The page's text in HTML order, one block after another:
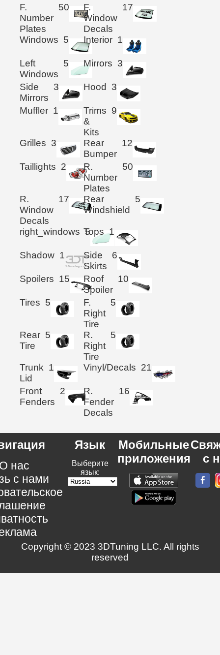
F.
Number
Plates
50
F.
Window
Decals
17
Windows 5 Interior 1
Left
Windows
5 Mirrors 3
Side
Mirrors
3 Hood 3
Muffler 1
Trims
&
Kits
9
Grilles 3
Rear
Bumper
12
Taillights 2
R.
Number
Plates
50
R.
Window
Decals
17
Rear
Windshield
5
right_windows 5
Tops 1
Shadow 1
Side
Skirts
6
Spoilers 15
Roof
Spoiler
10
Tires 5
F.
Right
Tire
5
Rear
Tire
5
R.
Right
Tire
5
Trunk
Lid
1 Vinyl/Decals 21
Front
Fenders
2
R.
Fender
Decals
16
нас
с нами
Язык
Выберите
язык:
Мобильные
приложения
с
Copyright © 2023 3DTuning LLC. All rights
reserved